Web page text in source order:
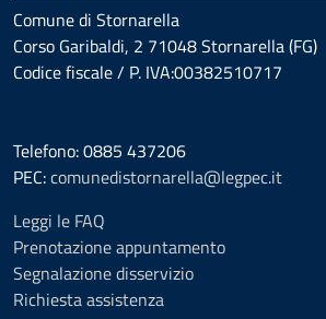
Comune di Stornarella
Corso Garibaldi, 2 71048 Stornarella (FG)
Codice fiscale / P. IVA:00382510717
Telefono: 0885 437206
PEC:comunedistornarella@legpec.it
Leggi le FAQ
Prenotazione appuntamento
Segnalazione disservizio
Richiesta assistenza